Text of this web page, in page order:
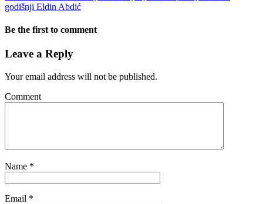
godišnji Eldin Abdić
Be the first to comment
Leave a Reply
Your email address will not be published.
Comment
Name *
Email *